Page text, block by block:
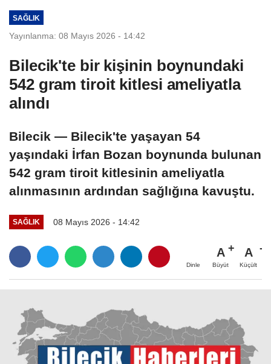
SAĞLIK
Yayınlanma: 08 Mayıs 2026 - 14:42
Bilecik'te bir kişinin boynundaki
542 gram tiroit kitlesi ameliyatla
alındı
Bilecik — Bilecik'te yaşayan 54
yaşındaki İrfan Bozan boynunda bulunan
542 gram tiroit kitlesinin ameliyatla
alınmasının ardından sağlığına kavuştu.
SAĞLIK 08 Mayıs 2026 - 14:42
Dinle
A
Büyüt
A
Küçült